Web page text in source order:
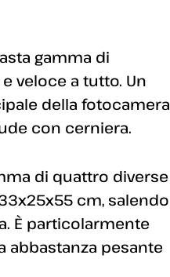
gamma di
veloce a tutto. Un
della fotocamera
con cerniera.
di quattro diverse
cm, salendo
È particolarmente
abbastanza pesante